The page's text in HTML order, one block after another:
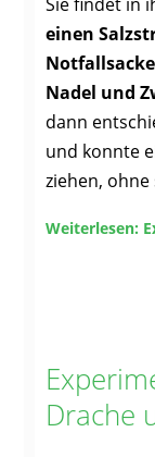
Sie findet in
einen
Nadel und
dann
und konnte
ziehen,
Weiterlesen:
Drache